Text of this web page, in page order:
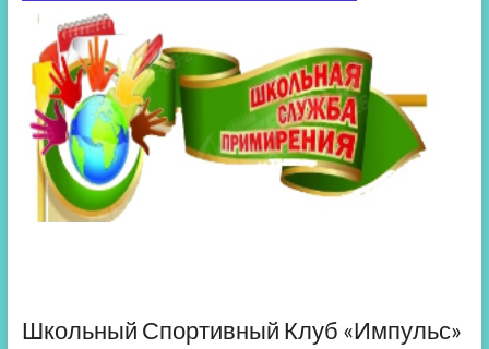
Школьный Спортивный Клуб «Импульс»